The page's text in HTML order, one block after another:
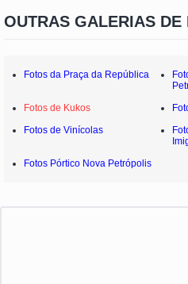
OUTRAS GALERIAS DE
Fotos da Praça da República
Fotos de Kukos
Fotos de Vinícolas
Fotos Pórtico Nova Petrópolis